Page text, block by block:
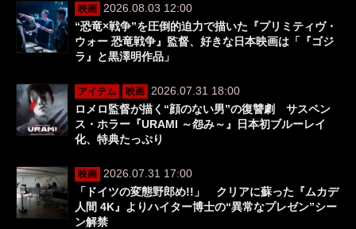
映画
2026.08.03 12:00
“恐竜×戦争”を圧倒的迫力で描いた『プリミティヴ・
ウォー 恐竜戦争』監督、好きな日本映画は「『ゴジ
ラ』と黒澤明作品」
アイテム 映画
2026.07.31 18:00
ロメロ監督が描く“顔のない男”の復讐劇 サスペン
ス・ホラー『URAMI ～怨み～』日本初ブルーレイ
化、特典たっぷり
映画
2026.07.31 17:00
「ドイツの変態野郎め!!」 クリアに蘇った『ムカデ
人間 4K』よりハイター博士の“異常なプレゼン”シー
ン解禁